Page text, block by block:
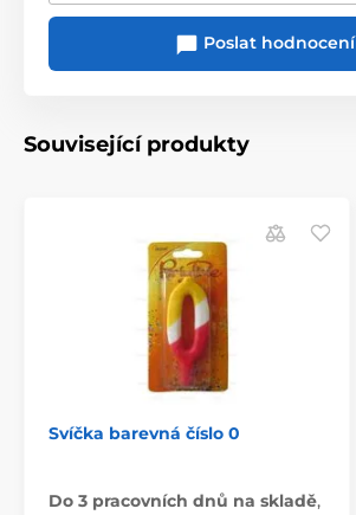
Poslat hodnocení
Související produkty
Svíčka barevná číslo 0
Do 3 pracovních dnů na skladě,